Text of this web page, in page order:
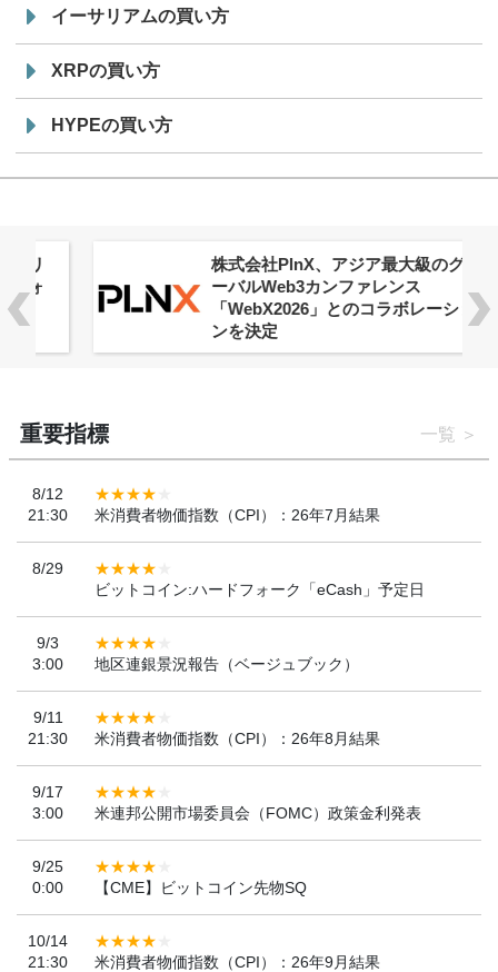
イーサリアムの買い方
XRPの買い方
HYPEの買い方
株式会社PlnX、アジア最大級のグロ
ーバルWeb3カンファレンス
「WebX2026」とのコラボレーショ
ンを決定
重要指標 一覧
8/12
21:30
米消費者物価指数（CPI）：26年7月結果
8/29
ビットコイン:ハードフォーク「eCash」予定日
9/3
3:00
地区連銀景況報告（ベージュブック）
9/11
21:30
米消費者物価指数（CPI）：26年8月結果
9/17
3:00
米連邦公開市場委員会（FOMC）政策金利発表
9/25
0:00
【CME】ビットコイン先物SQ
10/14
21:30
米消費者物価指数（CPI）：26年9月結果